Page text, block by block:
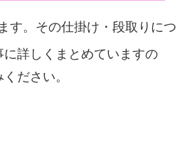
す。その仕掛け・段取りにつ
詳しくまとめていますの
ださい。